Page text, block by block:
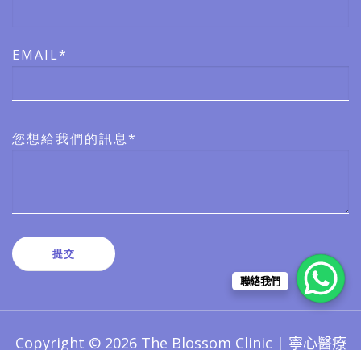
EMAIL*
您想給我們的訊息*
Copyright © 2026 The Blossom Clinic | 寧心醫療
聯絡我們